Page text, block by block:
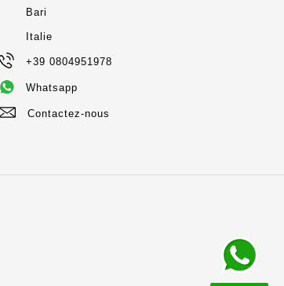
Bari
Italie
+39 0804951978
Whatsapp
Contactez-nous